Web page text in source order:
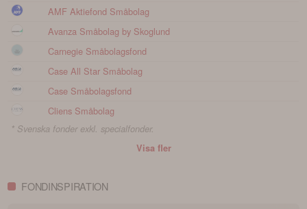
AMF Aktiefond Småbolag
Avanza Småbolag by Skoglund
Carnegie Småbolagsfond
Case All Star Småbolag
Case Småbolagsfond
Cliens Småbolag
* Svenska fonder exkl. specialfonder.
Visa fler
FONDINSPIRATION